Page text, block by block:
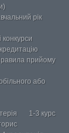
рік
конкурси
прийому
або
1-3 курс